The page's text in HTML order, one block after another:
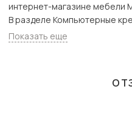
интернет-магазине мебели
В разделе Компьютерные кресла и стулья в Высоковске
представлен широкий
Москве и Подмосковью, включая Высоковск. Всего
Показать еще